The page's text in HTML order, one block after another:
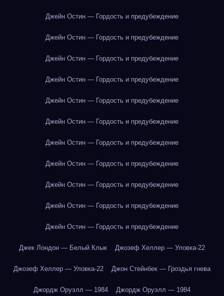
Джейн Остин — Гордость и предубеждение
Джейн Остин — Гордость и предубеждение
Джейн Остин — Гордость и предубеждение
Джейн Остин — Гордость и предубеждение
Джейн Остин — Гордость и предубеждение
Джейн Остин — Гордость и предубеждение
Джейн Остин — Гордость и предубеждение
Джейн Остин — Гордость и предубеждение
Джейн Остин — Гордость и предубеждение
Джейн Остин — Гордость и предубеждение
Джейн Остин — Гордость и предубеждение
Джек Лондон — Белый Клык Джозеф Хеллер — Уловка-22
Джозеф Хеллер — Уловка-22 Джон Стейнбек — Гроздья гнева
Джордж Оруэлл — 1984 Джордж Оруэлл — 1984